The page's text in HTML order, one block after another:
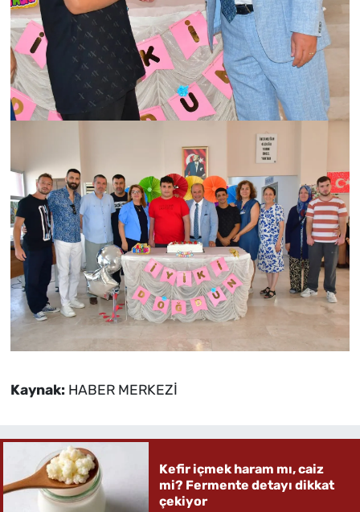
Kaynak: HABER MERKEZİ
Kefir içmek haram mı, caiz
mi? Fermente detayı dikkat
çekiyor